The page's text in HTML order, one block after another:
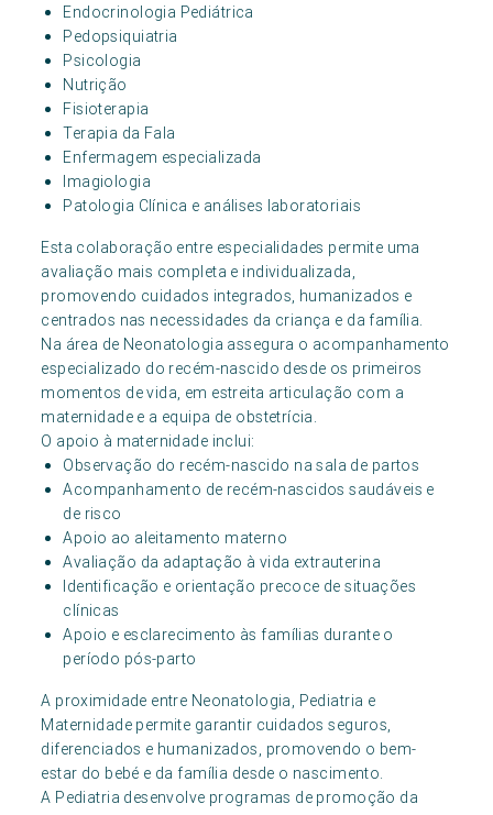
Endocrinologia Pediátrica
Pedopsiquiatria
Psicologia
Nutrição
Fisioterapia
Terapia da Fala
Enfermagem especializada
Imagiologia
Patologia Clínica e análises laboratoriais
Esta colaboração entre especialidades permite uma
avaliação mais completa e individualizada,
promovendo cuidados integrados, humanizados e
centrados nas necessidades da criança e da família.
Na área de Neonatologia assegura o acompanhamento
especializado do recém-nascido desde os primeiros
momentos de vida, em estreita articulação com a
maternidade e a equipa de obstetrícia.
O apoio à maternidade inclui:
Observação do recém-nascido na sala de partos
Acompanhamento de recém-nascidos saudáveis e
de risco
Apoio ao aleitamento materno
Avaliação da adaptação à vida extrauterina
Identificação e orientação precoce de situações
clínicas
Apoio e esclarecimento às famílias durante o
período pós-parto
A proximidade entre Neonatologia, Pediatria e
Maternidade permite garantir cuidados seguros,
diferenciados e humanizados, promovendo o bem-
estar do bebé e da família desde o nascimento.
A Pediatria desenvolve programas de promoção da